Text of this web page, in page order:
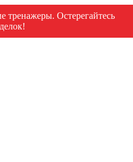
тренажеры. Остерегайтесь